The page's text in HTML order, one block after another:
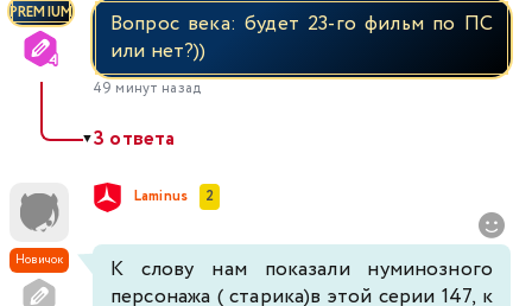
PREMIUM
Вопрос века: будет 23-го фильм по ПС
или нет?))
49 минут назад
▼3 ответа
Новичок
Laminus 2
К слову нам показали нуминозного
персонажа ( старика)в этой серии 147, к